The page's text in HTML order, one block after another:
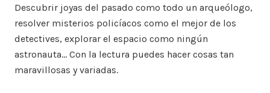
Descubrir joyas del pasado como todo un arqueólogo,
resolver misterios policíacos como el mejor de los
detectives, explorar el espacio como ningún
astronauta… Con la lectura puedes hacer cosas tan
maravillosas y variadas.